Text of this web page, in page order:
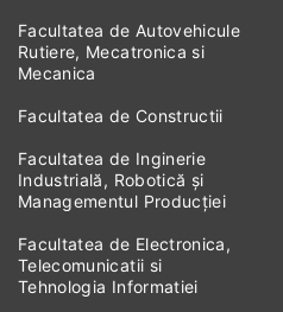
Facultatea de Autovehicule
Rutiere, Mecatronica si
Mecanica
Facultatea de Constructii
Facultatea de Inginerie
Industrială, Robotică și
Managementul Producției
Facultatea de Electronica,
Telecomunicatii si
Tehnologia Informatiei